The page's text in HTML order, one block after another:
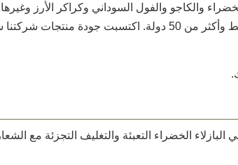
والكاجو والفول السوداني وكراكر الأرز وغيرها.
من 50 دولة.
اكتسبت جودة منتجات
البازلاء الخضراء التعبئة والتغليف التجزئة مع الشعار